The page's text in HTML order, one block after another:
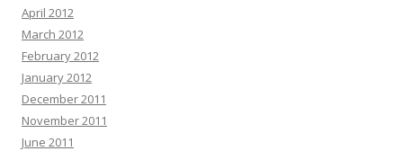
April 2012
March 2012
February 2012
January 2012
December 2011
November 2011
June 2011